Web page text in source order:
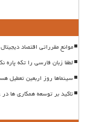
موانع مقرراتی اقتصاد
لطفا زبان فارسی را تکه پاره
سینماها روز اربعین تعطیل
تاکید بر توسعه همکاری ها